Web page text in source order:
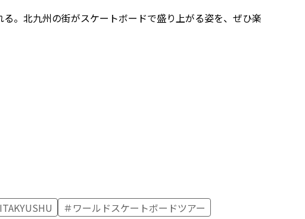
。北九州の街がスケートボードで盛り上がる姿を、ぜひ楽
ワールドスケートボードツアー